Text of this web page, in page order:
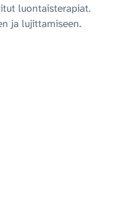
luontaisterapiat.
ja lujittamiseen.